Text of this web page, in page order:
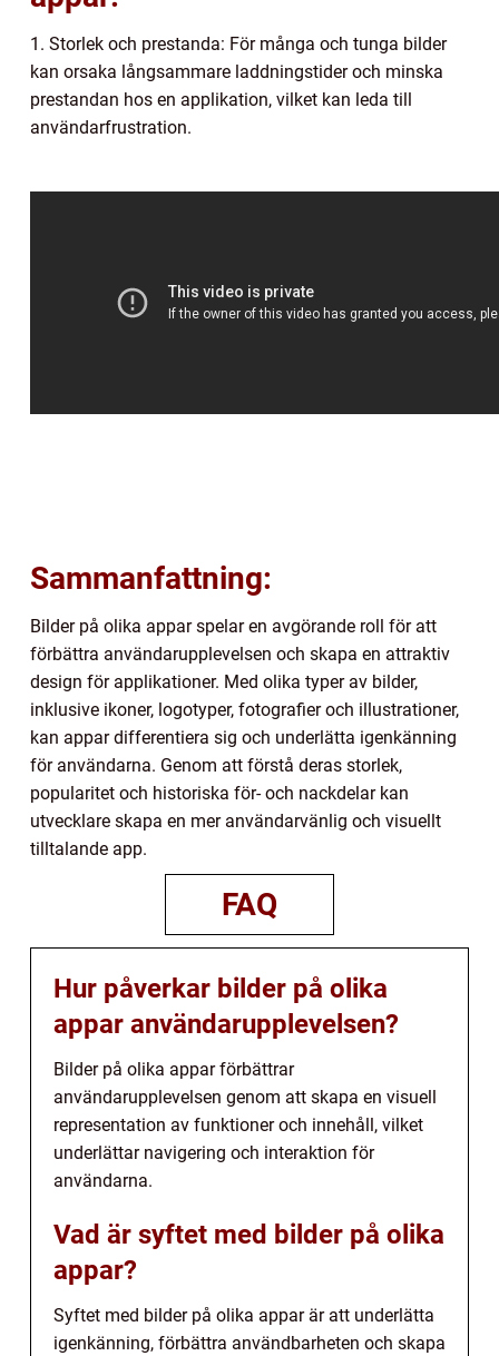
1. Storlek och prestanda: För många och tunga bilder
kan orsaka långsammare laddningstider och minska
prestandan hos en applikation, vilket kan leda till
användarfrustration.
Sammanfattning:
Bilder på olika appar spelar en avgörande roll för att
förbättra användarupplevelsen och skapa en attraktiv
design för applikationer. Med olika typer av bilder,
inklusive ikoner, logotyper, fotografier och illustrationer,
kan appar differentiera sig och underlätta igenkänning
för användarna. Genom att förstå deras storlek,
popularitet och historiska för- och nackdelar kan
utvecklare skapa en mer användarvänlig och visuellt
tilltalande app.
FAQ
Hur påverkar bilder på olika
appar användarupplevelsen?
Bilder på olika appar förbättrar
användarupplevelsen genom att skapa en visuell
representation av funktioner och innehåll, vilket
underlättar navigering och interaktion för
användarna.
Vad är syftet med bilder på olika
appar?
Syftet med bilder på olika appar är att underlätta
igenkänning, förbättra användbarheten och skapa